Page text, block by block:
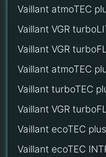
Vaillant atmoTEC
Vaillant VGR
Vaillant VGR
Vaillant atmoTEC
Vaillant turboTEC
Vaillant VGR
Vaillant ecoTEC
Vaillant ecoTEC